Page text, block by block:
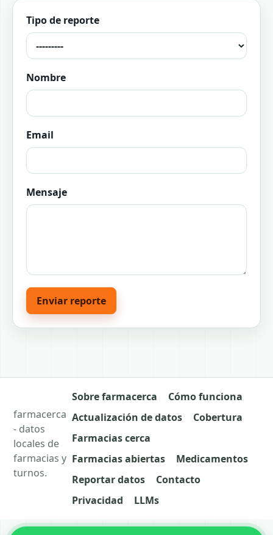
Tipo de reporte
Nombre
Email
Mensaje
Enviar reporte
farmacerca
- datos
locales de
farmacias y
turnos.
Sobre farmacerca
Cómo funciona
Actualización de datos
Cobertura
Farmacias cerca
Farmacias abiertas
Medicamentos
Reportar datos
Contacto
Privacidad
LLMs